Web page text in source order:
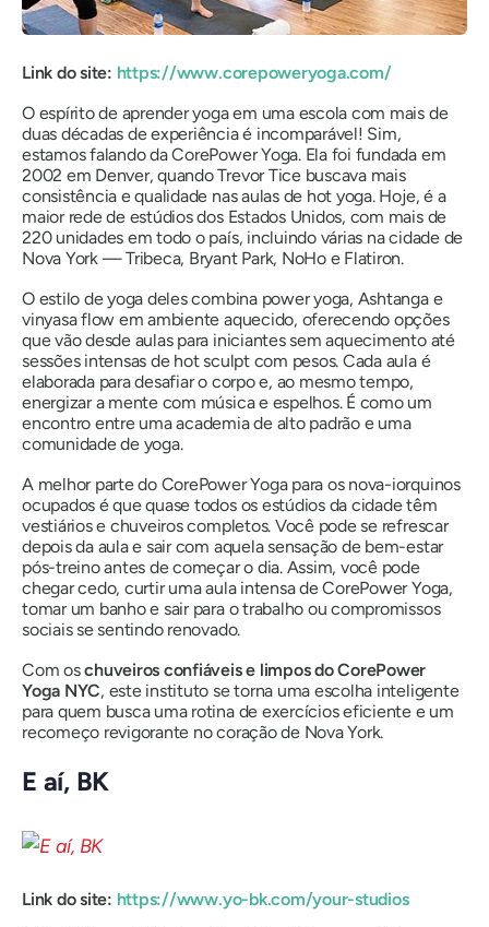
Link do site: https://www.corepoweryoga.com/
O espírito de aprender yoga em uma escola com mais de
duas décadas de experiência é incomparável! Sim,
estamos falando da CorePower Yoga. Ela foi fundada em
2002 em Denver, quando Trevor Tice buscava mais
consistência e qualidade nas aulas de hot yoga. Hoje, é a
maior rede de estúdios dos Estados Unidos, com mais de
220 unidades em todo o país, incluindo várias na cidade de
Nova York — Tribeca, Bryant Park, NoHo e Flatiron.
O estilo de yoga deles combina power yoga, Ashtanga e
vinyasa flow em ambiente aquecido, oferecendo opções
que vão desde aulas para iniciantes sem aquecimento até
sessões intensas de hot sculpt com pesos. Cada aula é
elaborada para desafiar o corpo e, ao mesmo tempo,
energizar a mente com música e espelhos. É como um
encontro entre uma academia de alto padrão e uma
comunidade de yoga.
A melhor parte do CorePower Yoga para os nova-iorquinos
ocupados é que quase todos os estúdios da cidade têm
vestiários e chuveiros completos. Você pode se refrescar
depois da aula e sair com aquela sensação de bem-estar
pós-treino antes de começar o dia. Assim, você pode
chegar cedo, curtir uma aula intensa de CorePower Yoga,
tomar um banho e sair para o trabalho ou compromissos
sociais se sentindo renovado.
Com oschuveiros confiáveis ​​e limpos do CorePower
Yoga NYC, este instituto se torna uma escolha inteligente
para quem busca uma rotina de exercícios eficiente e um
recomeço revigorante no coração de Nova York.
E aí, BK
Link do site: https://www.yo-bk.com/your-studios